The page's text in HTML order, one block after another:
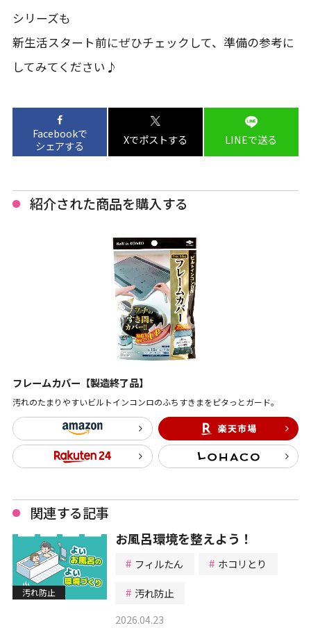
シリーズも
新生活スタート前にぜひチェックして、準備の参考に
してみてください♪
Facebookで
シェアする
Xでポストする LINEで送る
紹介された商品を購入する
フレームカバー【製造終了品】
汚れのたまりやすいビルトインコンロのふちすきまをピタっとガード。
関連する記事
汚れ防止
お風呂環境を整えよう！
フィルたん
ホコリとり
汚れ防止
2026.04.23